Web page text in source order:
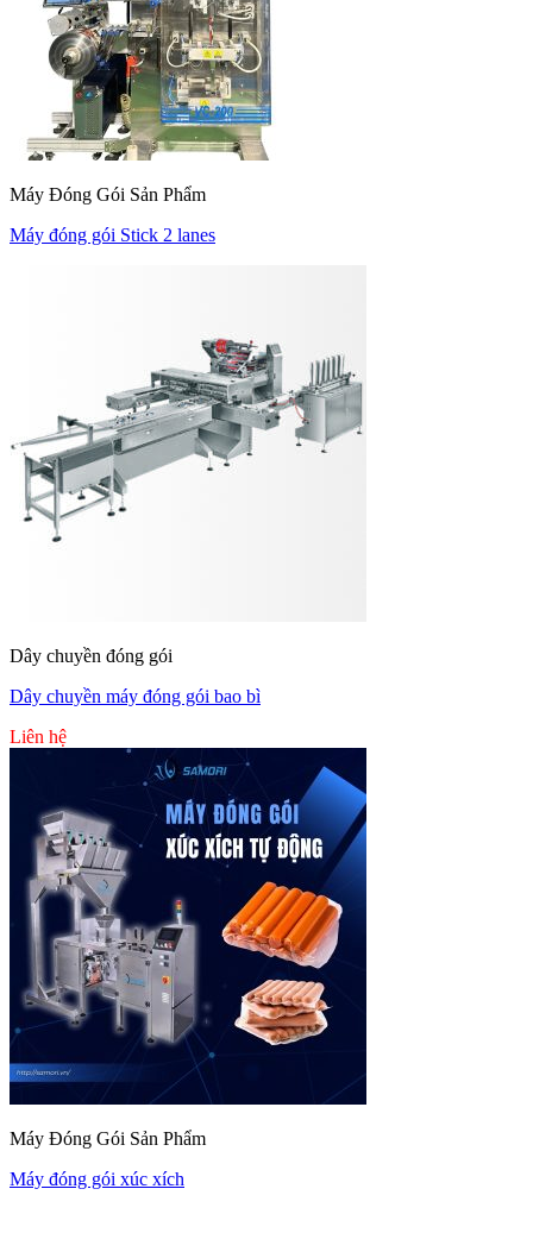
Máy Đóng Gói Sản Phẩm
Máy đóng gói Stick 2 lanes
Dây chuyền đóng gói
Dây chuyền máy đóng gói bao bì
Liên hệ
Máy Đóng Gói Sản Phẩm
Máy đóng gói xúc xích